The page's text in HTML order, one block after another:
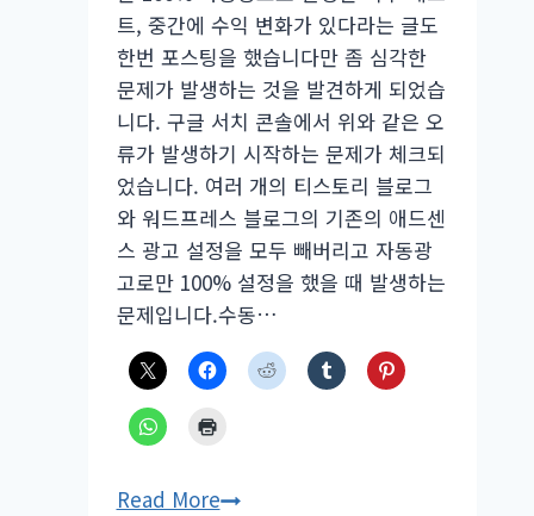
트, 중간에 수익 변화가 있다라는 글도
한번 포스팅을 했습니다만 좀 심각한
문제가 발생하는 것을 발견하게 되었습
니다. 구글 서치 콘솔에서 위와 같은 오
류가 발생하기 시작하는 문제가 체크되
었습니다. 여러 개의 티스토리 블로그
와 워드프레스 블로그의 기존의 애드센
스 광고 설정을 모두 빼버리고 자동광
고로만 100% 설정을 했을 때 발생하는
문제입니다.수동…
Read More애